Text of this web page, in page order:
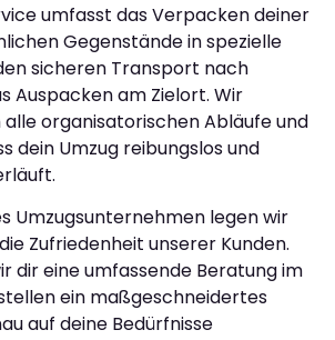
umfasst das Verpacken deiner
Gegenstände in spezielle
sicheren Transport nach
Auspacken am Zielort. Wir
organisatorischen Abläufe und
dein Umzug reibungslos und
Umzugsunternehmen legen wir
Zufriedenheit unserer Kunden.
dir eine umfassende Beratung im
ein maßgeschneidertes
auf deine Bedürfnisse